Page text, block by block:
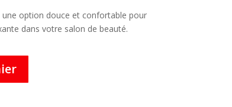
€.
option douce et confortable pour
dans votre salon de beauté.